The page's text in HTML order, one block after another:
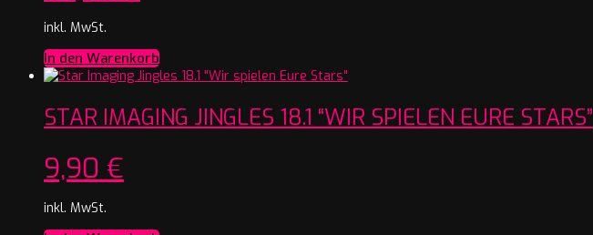
inkl. MwSt.
In den Warenkorb
STAR IMAGING JINGLES 18.1 “WIR SPIELEN EURE STARS”
9,90 €
inkl. MwSt.